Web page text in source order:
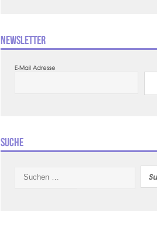
Newsletter
E-Mail Adresse
Suche
nach: